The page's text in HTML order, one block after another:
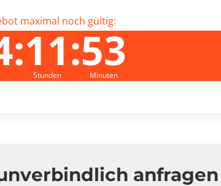
maximal noch gültig:
:11
Stunden :53
Minuten
anfragen